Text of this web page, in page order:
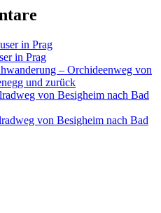
in Prag
in Prag
– Orchideenweg von
und zurück
von Besigheim nach Bad
von Besigheim nach Bad